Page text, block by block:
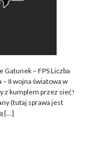
– FPS Liczba
II wojna światowa w
z kumplem przez sieć!
(tutaj sprawa jest
[…]